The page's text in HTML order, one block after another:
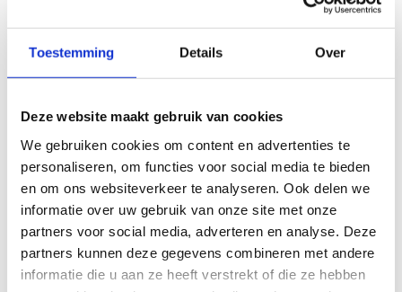
Toestemming Details Over
Deze website maakt gebruik van cookies
We gebruiken cookies om content en advertenties te
personaliseren, om functies voor social media te bieden
en om ons websiteverkeer te analyseren. Ook delen we
informatie over uw gebruik van onze site met onze
partners voor social media, adverteren en analyse. Deze
partners kunnen deze gegevens combineren met andere
informatie die u aan ze heeft verstrekt of die ze hebben
Do's
Geef nuttige, constructieve
feedback: Deel de leuke zaken,
vervelende dingen en wat er goed